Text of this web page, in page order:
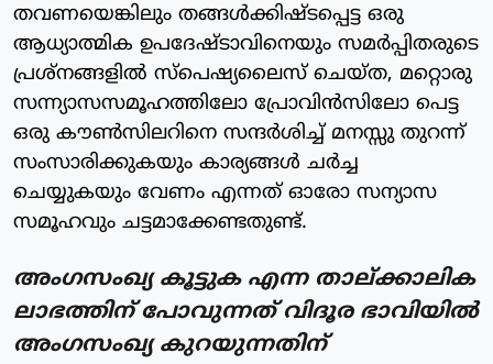
തവണയെങ്കിലും തങ്ങൾക്കിഷ്ടപ്പെട്ട ഒരു
ആധ്യാത്മിക ഉപദേഷ്ടാവിനെയും സമർപ്പിതരുടെ
പ്രശ്‌നങ്ങളിൽ സ്പെഷ്യലൈസ് ചെയ്ത, മറ്റൊരു
സന്ന്യാസസമൂഹത്തിലോ പ്രോവിൻസിലോ പെട്ട
ഒരു കൗൺസിലറിനെ സന്ദർശിച്ച് മനസ്സു തുറന്ന്
സംസാരിക്കുകയും കാര്യങ്ങൾ ചർച്ച
ചെയ്യുകയും വേണം എന്നത് ഓരോ സന്യാസ
സമൂഹവും ചട്ടമാക്കേണ്ടതുണ്ട്.
അംഗസംഖ്യ കൂട്ടുക എന്ന താല്ക്കാലിക
ലാഭത്തിന് പോവുന്നത് വിദൂര ഭാവിയിൽ
അംഗസംഖ്യ കുറയുന്നതിന്